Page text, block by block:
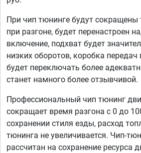
При чип тюнинге будут сокращены
при разгоне, будет перенастроен
включение, подхват будет
низких оборотов, коробка передач
будет переключать более
станет намного более отзывчивой.
Профессиональный чип тюнинг
сокращает время разгона с 0 до
сохранении стиля езды, расход
тюнинга не увеличивается. Чип-
рассчитан на сохранение ресурса